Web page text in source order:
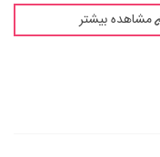
مشاهده بیشتر